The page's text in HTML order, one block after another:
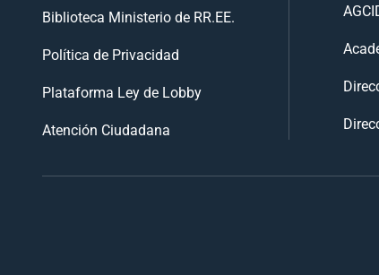
Biblioteca Ministerio de RR.EE.
Política de Privacidad
Plataforma Ley de Lobby
Atención Ciudadana